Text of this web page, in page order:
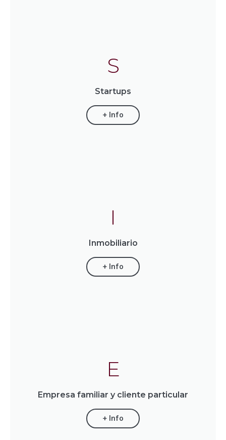
S
Startups
+ Info
I
Inmobiliario
+ Info
E
Empresa familiar y cliente particular
+ Info